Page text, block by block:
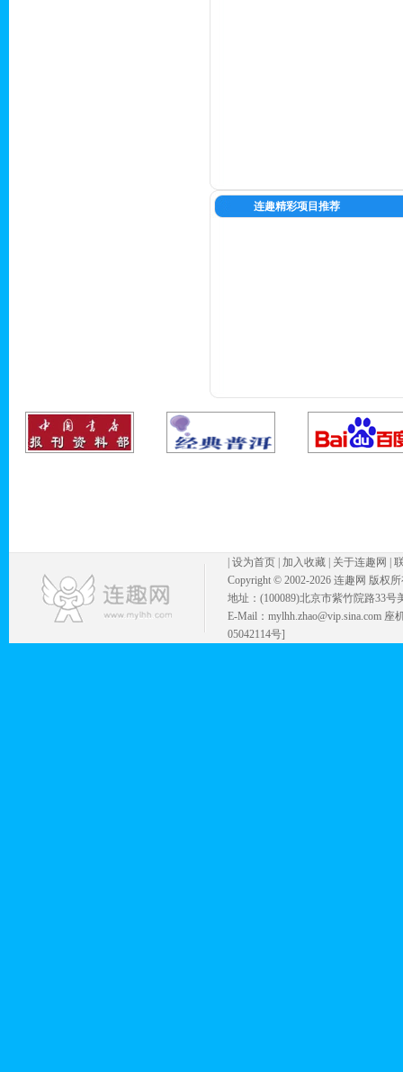
连趣精彩项目推荐
设为首页 加入收藏 关于连趣网
Copyright © 2002-2026 连趣网 版权
地址：(100089)北京市紫竹院路33号
E-Mail：mylhh.zhao@vip.sina.com
05042114号]